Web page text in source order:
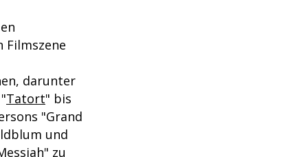
Filmszene
darunter
Tatort" bis
"Grand
und
zu